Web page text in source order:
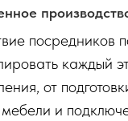
посредников
каждый
от
и